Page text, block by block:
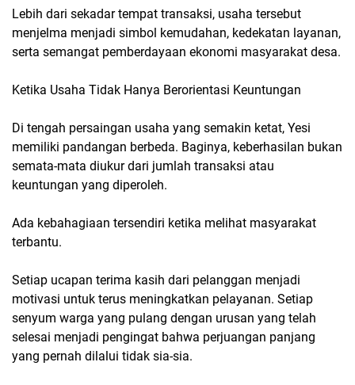
Lebih dari sekadar tempat transaksi, usaha tersebut
menjelma menjadi simbol kemudahan, kedekatan layanan,
serta semangat pemberdayaan ekonomi masyarakat desa.
Ketika Usaha Tidak Hanya Berorientasi Keuntungan
Di tengah persaingan usaha yang semakin ketat, Yesi
memiliki pandangan berbeda. Baginya, keberhasilan bukan
semata-mata diukur dari jumlah transaksi atau
keuntungan yang diperoleh.
Ada kebahagiaan tersendiri ketika melihat masyarakat
terbantu.
Setiap ucapan terima kasih dari pelanggan menjadi
motivasi untuk terus meningkatkan pelayanan. Setiap
senyum warga yang pulang dengan urusan yang telah
selesai menjadi pengingat bahwa perjuangan panjang
yang pernah dilalui tidak sia-sia.